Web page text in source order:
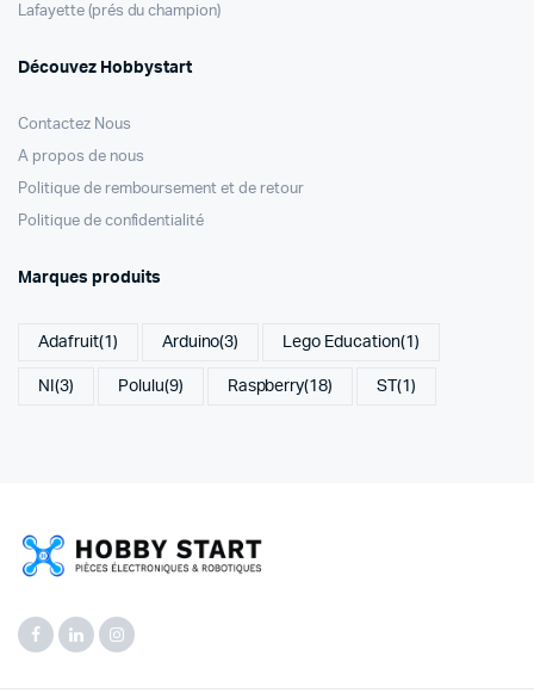
Lafayette (prés du champion)
Découvez Hobbystart
Contactez Nous
A propos de nous
Politique de remboursement et de retour
Politique de confidentialité
Marques produits
Adafruit(1) Arduino(3) Lego Education(1)
NI (3) Polulu(9) Raspberry(18) ST(1)